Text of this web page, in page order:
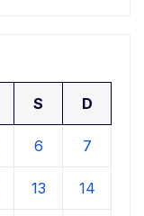
S D
6 7
13 14